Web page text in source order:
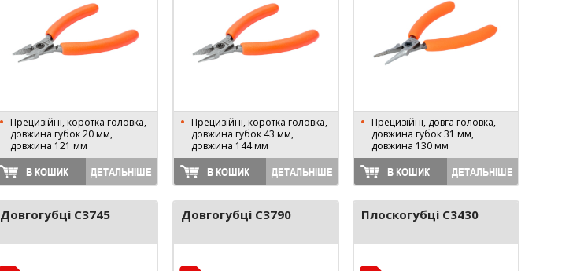
Прецизійні, коротка головка,
довжина губок 20 мм,
довжина 121 мм
В КОШИК ДЕТАЛЬНІШЕ
Прецизійні, коротка головка,
довжина губок 43 мм,
довжина 144 мм
В КОШИК ДЕТАЛЬНІШЕ
Прецизійні, довга головка,
довжина губок 31 мм,
довжина 130 мм
В КОШИК ДЕТАЛЬНІШЕ
Довгогубці C3745 Довгогубці C3790 Плоскогубці C3430